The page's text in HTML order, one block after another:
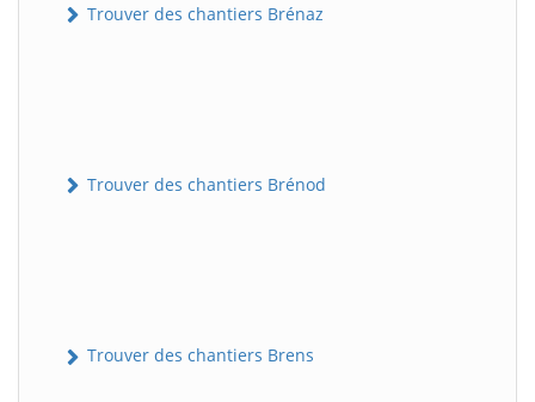
Trouver des chantiers Brénaz
Trouver des chantiers Brénod
Trouver des chantiers Brens